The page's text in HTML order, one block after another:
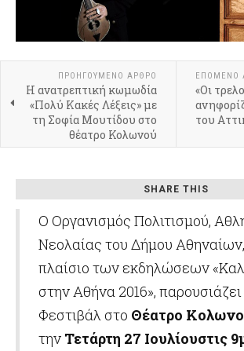
ΠΡΟΗΓΟΎΜΕΝΟ ΆΡΘΡΟ
Η ανατρεπτική κωμωδία
«Πολύ Κακές Λέξεις» με
τη Σοφία Μουτίδου στο
θέατρο Κολωνού
ΕΠΌΜΕΝΟ
«Οι
του
SHARE THIS
O Οργανισμός Πολιτισμού,
Νεολαίας του Δήμου
πλαίσιο των εκδηλώσεων
στην Αθήνα 2016»,
Φεστιβάλ στο Θέατρο
την Τετάρτη 27 Ιουλίουστις